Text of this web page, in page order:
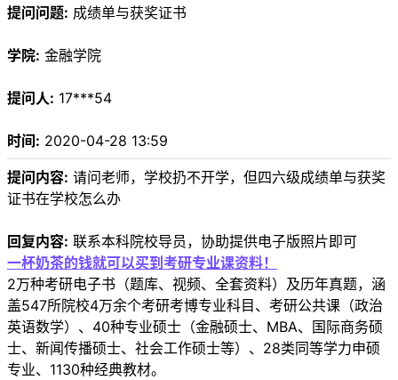
提问问题: 成绩单与获奖证书
学院: 金融学院
提问人: 17***54
时间: 2020-04-28 13:59
提问内容: 请问老师，学校扔不开学，但四六级成绩单与获奖
证书在学校怎么办
回复内容: 联系本科院校导员，协助提供电子版照片即可
一杯奶茶的钱就可以买到考研专业课资料！
2万种考研电子书（题库、视频、全套资料）及历年真题，涵
盖547所院校4万余个考研考博专业科目、考研公共课（政治
英语数学）、40种专业硕士（金融硕士、MBA、国际商务硕
士、新闻传播硕士、社会工作硕士等）、28类同等学力申硕
专业、1130种经典教材。